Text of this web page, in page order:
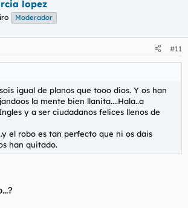
lopez
Moderador
#11
igual de planos que tooo dios. Y os han
la mente bien llanita....Hala..a
y a ser ciudadanos felices llenos de
el robo es tan perfecto que ni os dais
han quitado.